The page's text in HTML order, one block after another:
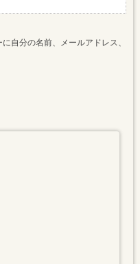
自分の名前、メールアドレス、